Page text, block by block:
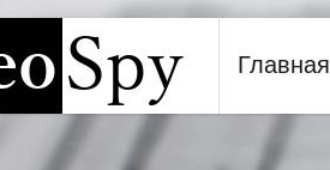
Программа шпион NeoSpy
Главная